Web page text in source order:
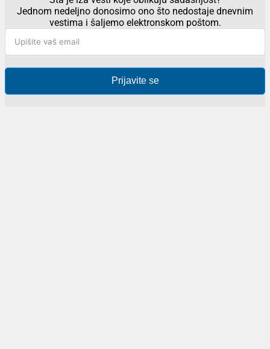
Jednom nedeljno donosimo ono što nedostaje dnevnim
vestima i šaljemo elektronskom poštom.
Prijavite se